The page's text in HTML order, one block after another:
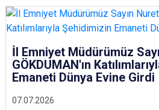
07.07.2026
İl Emniyet Müdürümüz
GÖKDUMAN'ın
Emaneti Dünya Evine Girdi